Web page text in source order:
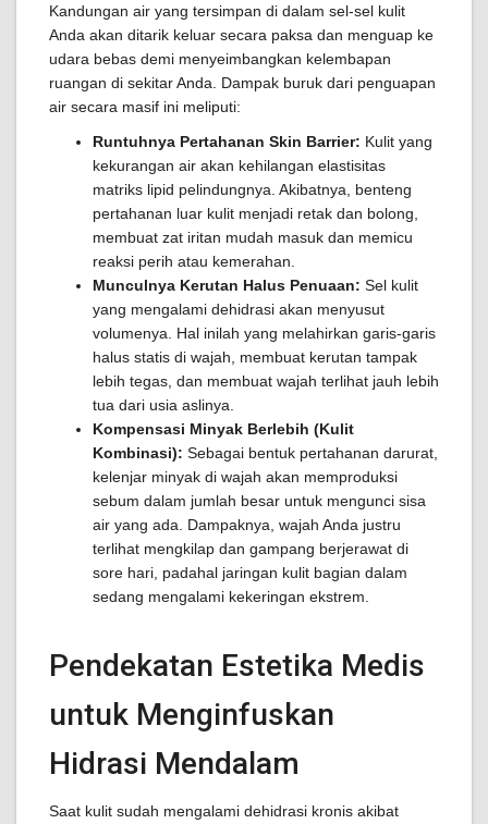
Kandungan air yang tersimpan di dalam sel-sel kulit
Anda akan ditarik keluar secara paksa dan menguap ke
udara bebas demi menyeimbangkan kelembapan
ruangan di sekitar Anda. Dampak buruk dari penguapan
air secara masif ini meliputi:
Runtuhnya Pertahanan Skin Barrier: Kulit yang
kekurangan air akan kehilangan elastisitas
matriks lipid pelindungnya. Akibatnya, benteng
pertahanan luar kulit menjadi retak dan bolong,
membuat zat iritan mudah masuk dan memicu
reaksi perih atau kemerahan.
Munculnya Kerutan Halus Penuaan: Sel kulit
yang mengalami dehidrasi akan menyusut
volumenya. Hal inilah yang melahirkan garis-garis
halus statis di wajah, membuat kerutan tampak
lebih tegas, dan membuat wajah terlihat jauh lebih
tua dari usia aslinya.
Kompensasi Minyak Berlebih (Kulit
Kombinasi): Sebagai bentuk pertahanan darurat,
kelenjar minyak di wajah akan memproduksi
sebum dalam jumlah besar untuk mengunci sisa
air yang ada. Dampaknya, wajah Anda justru
terlihat mengkilap dan gampang berjerawat di
sore hari, padahal jaringan kulit bagian dalam
sedang mengalami kekeringan ekstrem.
Pendekatan Estetika Medis
untuk Menginfuskan
Hidrasi Mendalam
Saat kulit sudah mengalami dehidrasi kronis akibat